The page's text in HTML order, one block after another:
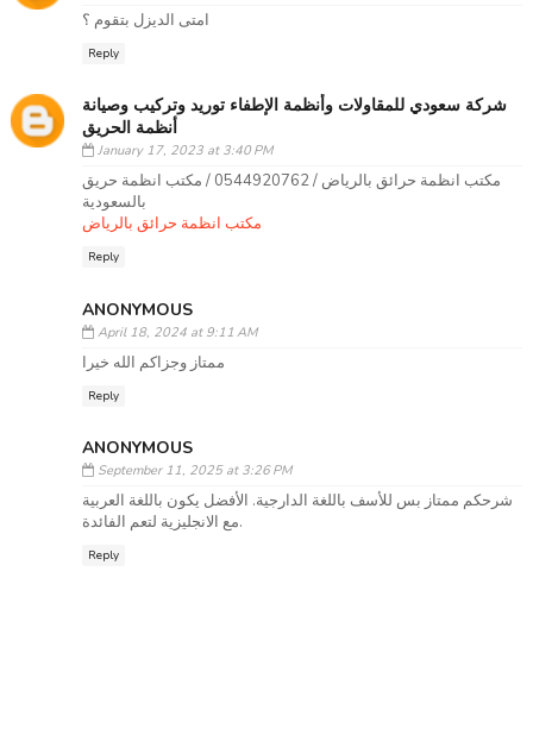
امتى الديزل بتقوم ؟
Reply
شركة سعودي للمقاولات وأنظمة الإطفاء توريد وتركيب وصيانة
أنظمة الحريق
January 17, 2023 at 3:40 PM
مكتب انظمة حرائق بالرياض / 0544920762 / مكتب انظمة حريق
بالسعودية
مكتب انظمة حرائق بالرياض
Reply
ANONYMOUS
April 18, 2024 at 9:11 AM
ممتاز وجزاكم الله خيرا
Reply
ANONYMOUS
September 11, 2025 at 3:26 PM
شرحكم ممتاز بس للأسف باللغة الدارجية. الأفضل يكون باللغة العربية
مع الانجليزية لتعم الفائدة.
Reply